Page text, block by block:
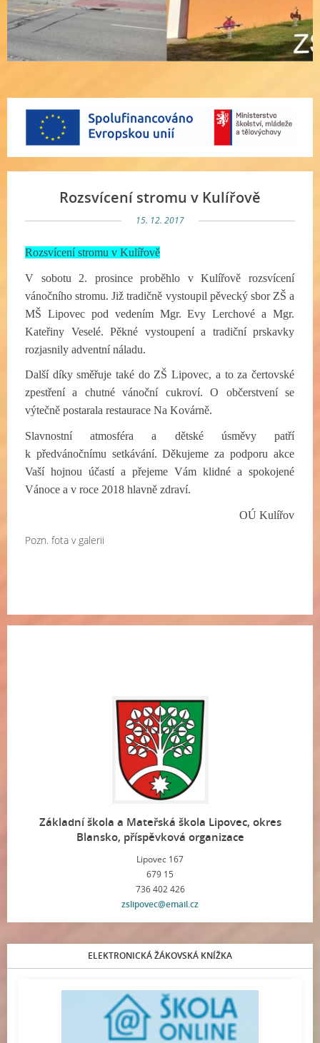
Rozsvícení stromu v Kulířově
15. 12. 2017
Rozsvícení stromu v Kulířově
V sobotu 2. prosince proběhlo v Kulířově rozsvícení
vánočního stromu. Již tradičně vystoupil pěvecký sbor ZŠ a
MŠ Lipovec pod vedením Mgr. Evy Lerchové a Mgr.
Kateřiny Veselé. Pěkné vystoupení a tradiční prskavky
rozjasnily adventní náladu.
Další díky směřuje také do ZŠ Lipovec, a to za čertovské
zpestření a chutné vánoční cukroví. O občerstvení se
výtečně postarala restaurace Na Kovárně.
Slavnostní atmosféra a dětské úsměvy patří
k předvánočnímu setkávání. Děkujeme za podporu akce
Vaší hojnou účastí a přejeme Vám klidné a spokojené
Vánoce a v roce 2018 hlavně zdraví.
OÚ Kulířov
Pozn. fota v galerii
Základní škola a Mateřská škola Lipovec, okres
Blansko, příspěvková organizace
Lipovec 167
679 15
736 402 426
zslipovec@email.cz
ELEKTRONICKÁ ŽÁKOVSKÁ KNÍŽKA